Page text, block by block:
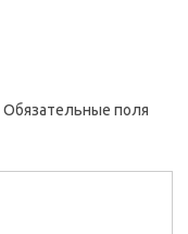
Обязательные поля